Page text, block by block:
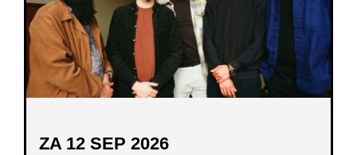
ZA 12 SEP 2026